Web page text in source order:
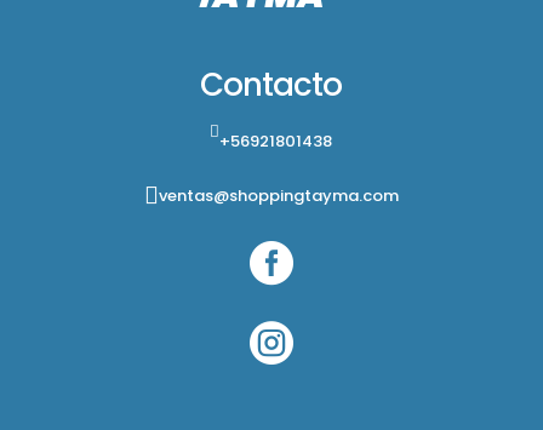
Contacto
+56921801438
ventas@shoppingtayma.com

